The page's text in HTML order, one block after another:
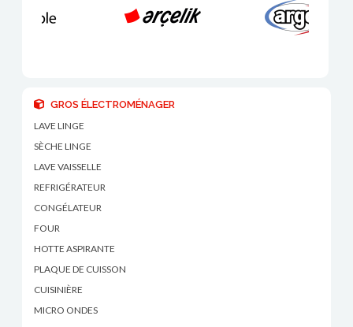
GROS ÉLECTROMÉNAGER
LAVE LINGE
SÈCHE LINGE
LAVE VAISSELLE
REFRIGÉRATEUR
CONGÉLATEUR
FOUR
HOTTE ASPIRANTE
PLAQUE DE CUISSON
CUISINIÈRE
MICRO ONDES